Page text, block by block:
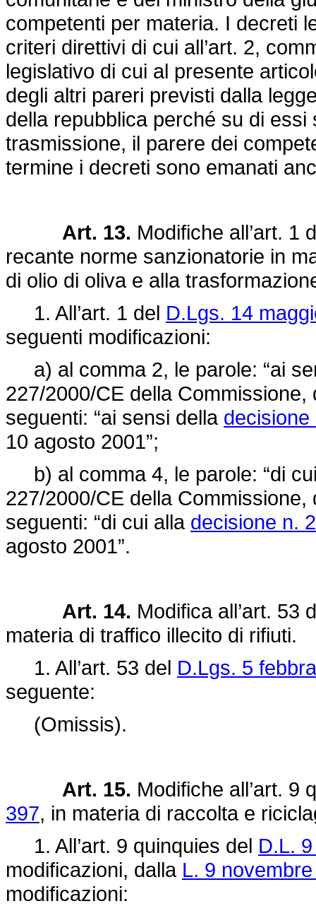
competenti per materia. I decreti
criteri direttivi di cui all’art. 2,
legislativo di cui al presente
degli altri pareri previsti dalla
della repubblica perché su di
trasmissione, il parere dei
termine i decreti sono emanati
Art. 13. Modifiche all’art. 1
recante norme sanzionatorie in
di olio di oliva e alla
1. All’art. 1 del D.Lgs. 14
seguenti modificazioni:
a) al comma 2, le parole: “ai
227/2000/CE della Commissione,
seguenti: “ai sensi della decisione
10 agosto 2001”;
b) al comma 4, le parole: “di
227/2000/CE della Commissione,
seguenti: “di cui alla decisione n.
agosto 2001”.
Art. 14. Modifica all’art. 53
materia di traffico illecito di rifiuti.
1. All’art. 53 del D.Lgs. 5
seguente:
(Omissis).
Art. 15. Modifiche all’art. 9
397, in materia di raccolta e
1. All’art. 9 quinquies del D.L.
modificazioni, dalla L. 9
modificazioni: